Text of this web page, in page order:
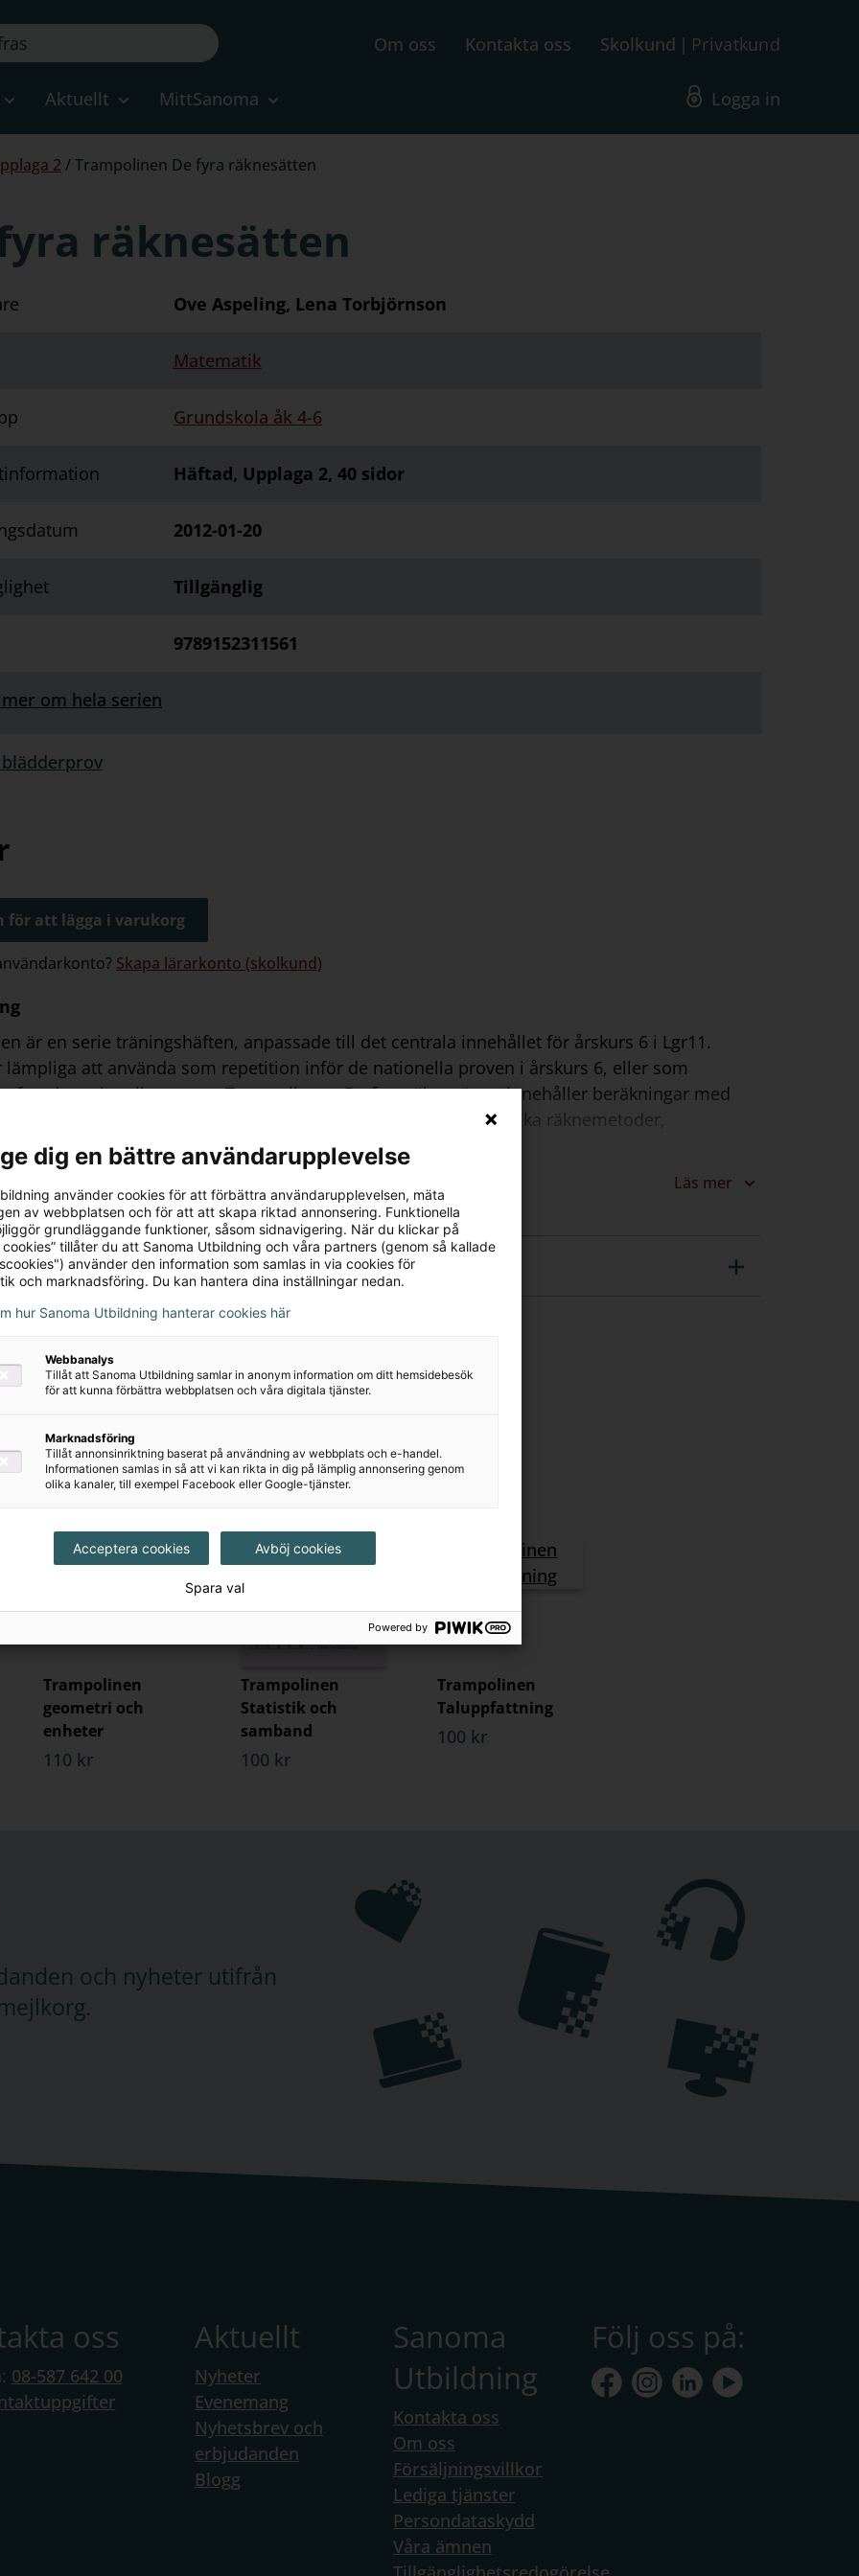
Om oss Kontakta oss Skolkund Privatkund
Aktuellt MittSanoma Logga in
2 /Trampolinen De fyra räknesätten
räknesätten
Ove Aspeling, Lena Torbjörnson
Matematik
Grundskola åk 4-6
Häftad, Upplaga 2, 40 sidor
2012-01-20
Tillgänglig
9789152311561
mer om hela serien
blädderprov
för att lägga i varukorg
Skapa lärarkonto (skolkund)
är en serie träningshäften, anpassade till det centrala innehållet för årskurs 6 i Lgr11.
lämpliga att använda som repetition inför de nationella proven i årskurs 6, eller som
de nationella proven. Trampolinen - De fyra räknesätten innehåller beräkningar med
tal och tal i decimalform, överslagsräkning och huvudräkning, olika räknemetoder,
och rimlighetsbedömning.
Läs mer
material
Trampolinen
geometri och
enheter
110 kr
Trampolinen
Statistik och
samband
100 kr
Trampolinen
Taluppfattning
100 kr
och nyheter utifrån
oss
08-587 642 00
Aktuellt
Nyheter
Evenemang
Nyhetsbrev och
erbjudanden
Blogg
Sanoma
Utbildning
Kontakta oss
Om oss
Försäljningsvillkor
Lediga tjänster
Persondataskydd
Våra ämnen
Följ oss på:
dig en bättre användarupplevelse
använder cookies för att förbättra användarupplevelsen, mäta
av webbplatsen och för att att skapa riktad annonsering. Funktionella
grundläggande funktioner, såsom sidnavigering. När du klickar på
cookies” tillåter du att Sanoma Utbildning och våra partners (genom så kallade
använder den information som samlas in via cookies för
och marknadsföring. Du kan hantera dina inställningar nedan.
hur Sanoma Utbildning hanterar cookies här
Webbanalys
Tillåt att Sanoma Utbildning samlar in anonym information om ditt hemsidebesök
för att kunna förbättra webbplatsen och våra digitala tjänster.
Marknadsföring
Tillåt annonsinriktning baserat på användning av webbplats och e-handel.
Informationen samlas in så att vi kan rikta in dig på lämplig annonsering genom
olika kanaler, till exempel Facebook eller Google-tjänster.
Acceptera cookies Avböj cookies
Spara val
Powered by